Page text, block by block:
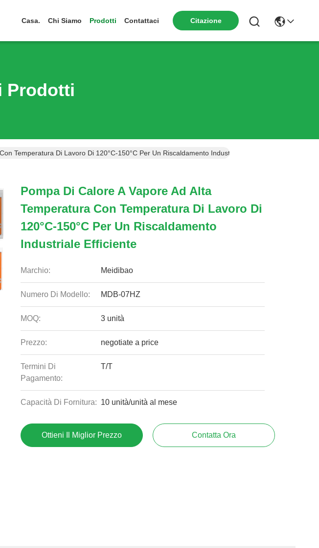
Casa. Chi Siamo Prodotti Contattaci Citazione
Prodotti
Temperatura Di Lavoro Di 120°C-150°C Per Un Riscaldamento Industriale Efficiente
Pompa Di Calore A Vapore Ad Alta
Temperatura Con Temperatura Di Lavoro Di
120°C-150°C Per Un Riscaldamento
Industriale Efficiente
Marchio: Meidibao
Numero Di Modello: MDB-07HZ
MOQ: 3 unità
Prezzo: negotiate a price
Termini Di
Pagamento:
T/T
Capacità Di Fornitura: 10 unità/unità al mese
Ottieni Il Miglior Prezzo Contatta Ora